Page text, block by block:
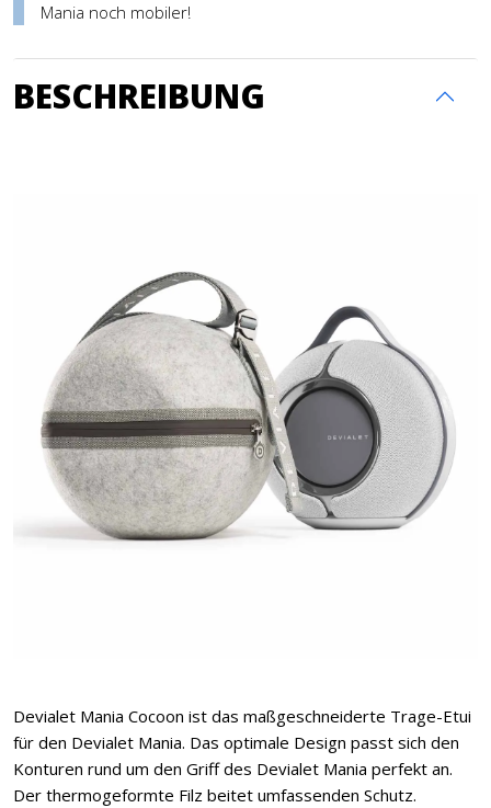
Mania noch mobiler!
BESCHREIBUNG
Devialet Mania Cocoon ist das maßgeschneiderte Trage-Etui
für den Devialet Mania. Das optimale Design passt sich den
Konturen rund um den Griff des Devialet Mania perfekt an.
Der thermogeformte Filz beitet umfassenden Schutz.